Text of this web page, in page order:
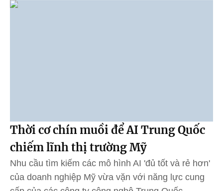
Thời cơ chín muồi để AI Trung Quốc
chiếm lĩnh thị trường Mỹ
Nhu cầu tìm kiếm các mô hình AI 'đủ tốt và rẻ hơn'
của doanh nghiệp Mỹ vừa vặn với năng lực cung